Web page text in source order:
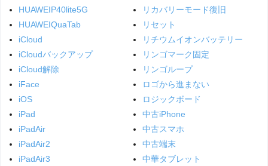
HUAWEIP40lite5G
HUAWEIQuaTab
iCloud
iCloudバックアップ
iCloud解除
iFace
iOS
iPad
iPadAir
iPadAir2
iPadAir3
リカバリーモード復旧
リセット
リチウムイオンバッテリー
リンゴマーク固定
リンゴループ
ロゴから進まない
ロジックボード
中古iPhone
中古スマホ
中古端末
中華タブレット